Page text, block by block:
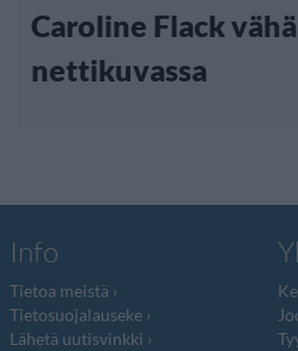
Caroline Flack
nettikuvassa
Info
Tietoa meistä
Tietosuojalauseke
Lähetä uutisvinkki